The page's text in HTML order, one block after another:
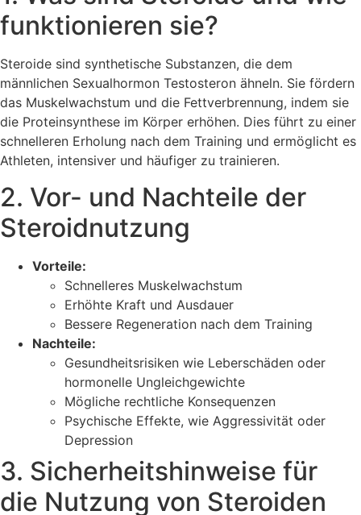
funktionieren sie?
Steroide sind synthetische Substanzen, die dem
männlichen Sexualhormon Testosteron ähneln. Sie fördern
das Muskelwachstum und die Fettverbrennung, indem sie
die Proteinsynthese im Körper erhöhen. Dies führt zu einer
schnelleren Erholung nach dem Training und ermöglicht es
Athleten, intensiver und häufiger zu trainieren.
2. Vor- und Nachteile der
Steroidnutzung
Vorteile:
Schnelleres Muskelwachstum
Erhöhte Kraft und Ausdauer
Bessere Regeneration nach dem Training
Nachteile:
Gesundheitsrisiken wie Leberschäden oder
hormonelle Ungleichgewichte
Mögliche rechtliche Konsequenzen
Psychische Effekte, wie Aggressivität oder
Depression
3. Sicherheitshinweise für
die Nutzung von Steroiden